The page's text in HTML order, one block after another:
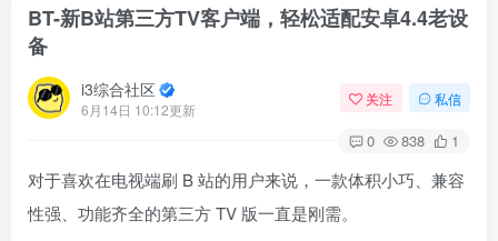
BT-新B站第三方TV客户端，轻松适配安卓4.4老设
备
i3综合社区
6月14日 10:12更新
关注 私信
0 838 1
对于喜欢在电视端刷 B 站的用户来说，一款体积小巧、兼容
性强、功能齐全的第三方 TV 版一直是刚需。